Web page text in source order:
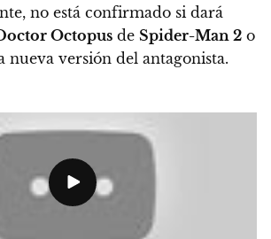
no está confirmado si dará
Octopus de Spider-Man 2 o
nueva versión del antagonista.